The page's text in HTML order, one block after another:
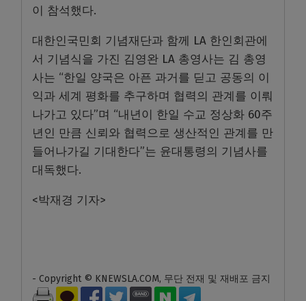
이 참석했다.
대한인국민회 기념재단과 함께 LA 한인회관에
서 기념식을 가진 김영완 LA 총영사는 김 총영
사는 “한일 양국은 아픈 과거를 딛고 공동의 이
익과 세계 평화를 추구하며 협력의 관계를 이뤄
나가고 있다”며 “내년이 한일 수교 정상화 60주
년인 만큼 신뢰와 협력으로 생산적인 관계를 만
들어나가길 기대한다”는 윤대통령의 기념사를
대독했다.
<박재경 기자>
- Copyright © KNEWSLA.COM, 무단 전재 및 재배포 금지